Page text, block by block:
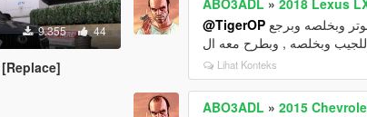
9.355 44
@TigerOP
Lihat Konteks
ABO3ADL »2015